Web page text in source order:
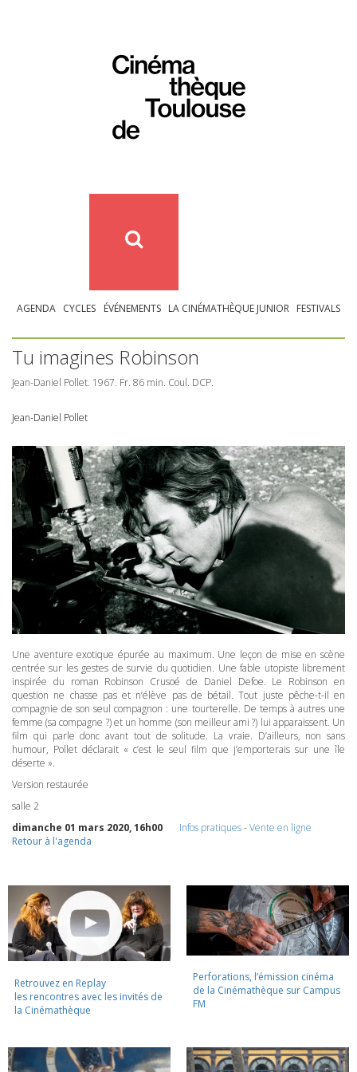
AGENDA CYCLES ÉVÉNEMENTS LA CINÉMATHÈQUE JUNIOR FESTIVALS
Tu imagines Robinson
Jean-Daniel Pollet. 1967. Fr. 86 min. Coul. DCP.
Jean-Daniel Pollet
Une aventure exotique épurée au maximum. Une leçon de mise en scène
centrée sur les gestes de survie du quotidien. Une fable utopiste librement
inspirée du roman Robinson Crusoé de Daniel Defoe. Le Robinson en
question ne chasse pas et n’élève pas de bétail. Tout juste pêche-t-il en
compagnie de son seul compagnon : une tourterelle. De temps à autres une
femme (sa compagne ?) et un homme (son meilleur ami ?) lui apparaissent. Un
film qui parle donc avant tout de solitude. La vraie. D’ailleurs, non sans
humour, Pollet déclarait « c’est le seul film que j’emporterais sur une île
déserte ».
Version restaurée
salle 2
dimanche 01 mars 2020, 16h00
Infos pratiques-Vente en ligne
Retour à l'agenda
Retrouvez en Replay
les rencontres avec les invités de
la Cinémathèque
Perforations, l’émission cinéma
de la Cinémathèque sur Campus
FM